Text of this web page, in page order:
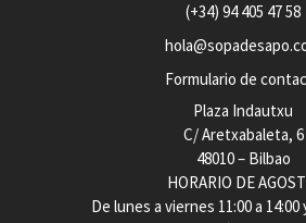
(+34) 94 405 47 58
Formulario de
Plaza Indautxu
C/ Aretxabaleta, 6
48010 – Bilbao
HORARIO DE
De lunes a viernes 11:00 a 14:00